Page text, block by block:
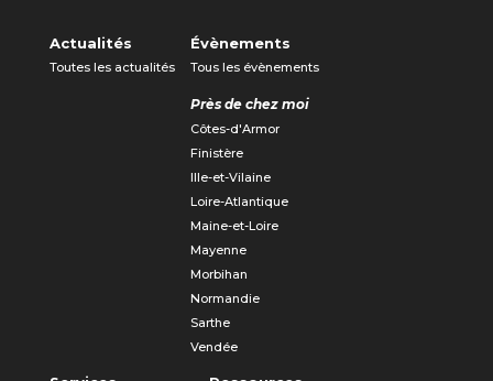
Actualités
Toutes les actualités
Évènements
Tous les évènements
Près de chez moi
Côtes-d'Armor
Finistère
Ille-et-Vilaine
Loire-Atlantique
Maine-et-Loire
Mayenne
Morbihan
Normandie
Sarthe
Vendée